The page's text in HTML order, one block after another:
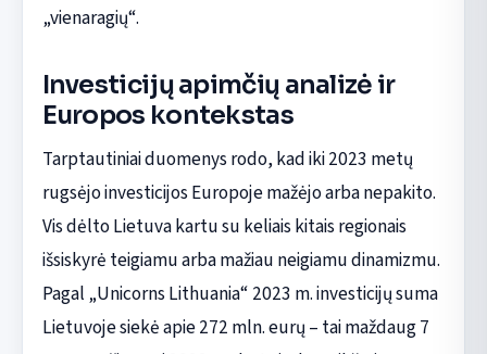
„vienaragių“.
Investicijų apimčių analizė ir
Europos kontekstas
Tarptautiniai duomenys rodo, kad iki 2023 metų
rugsėjo investicijos Europoje mažėjo arba nepakito.
Vis dėlto Lietuva kartu su keliais kitais regionais
išsiskyrė teigiamu arba mažiau neigiamu dinamizmu.
Pagal „Unicorns Lithuania“ 2023 m. investicijų suma
Lietuvoje siekė apie 272 mln. eurų – tai maždaug 7